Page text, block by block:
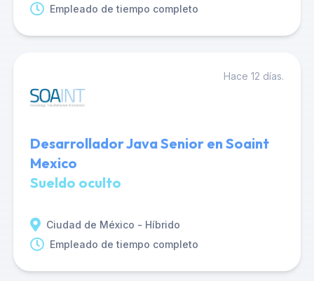
Empleado de tiempo completo
Hace 12 días.
Desarrollador Java Senior en Soaint
Mexico
Sueldo oculto
Ciudad de México - Híbrido
Empleado de tiempo completo